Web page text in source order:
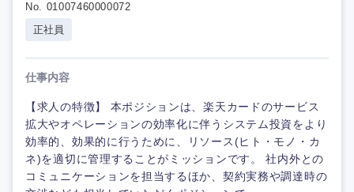
No. 01007460000072
正社員
仕事内容
【求人の特徴】 本ポジションは、楽天カードのサービス
拡大やオペレーションの効率化に伴うシステム投資をより
効率的、効果的に行うために、リソース(ヒト・モノ・カ
ネ)を適切に管理することがミッションです。 社内外との
コミュニケーションを担当するほか、契約実務や調達時の